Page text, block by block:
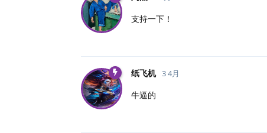
支持一下！
纸飞机 3 4月
牛逼的